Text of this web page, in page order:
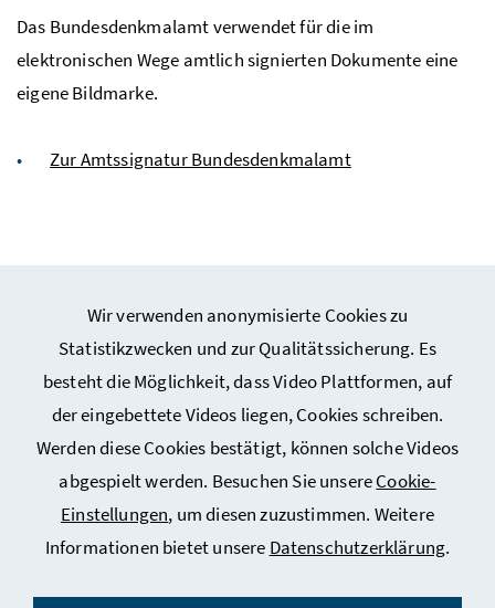
Wir verwenden anonymisierte Cookies zu
Statistikzwecken und zur Qualitätssicherung. Es
besteht die Möglichkeit, dass Video Plattformen, auf
der eingebettete Videos liegen, Cookies schreiben.
Werden diese Cookies bestätigt, können solche Videos
abgespielt werden. Besuchen Sie unsereCookie-
Einstellungen, um diesen zuzustimmen. Weitere
Informationen bietet unsere Datenschutzerklärung.
Das Bundesdenkmalamt verwendet für die im
elektronischen Wege amtlich signierten Dokumente eine
eigene Bildmarke.
Zur Amtssignatur Bundesdenkmalamt
Webseiten Kunst und Kultur
Webseiten Sport
Service